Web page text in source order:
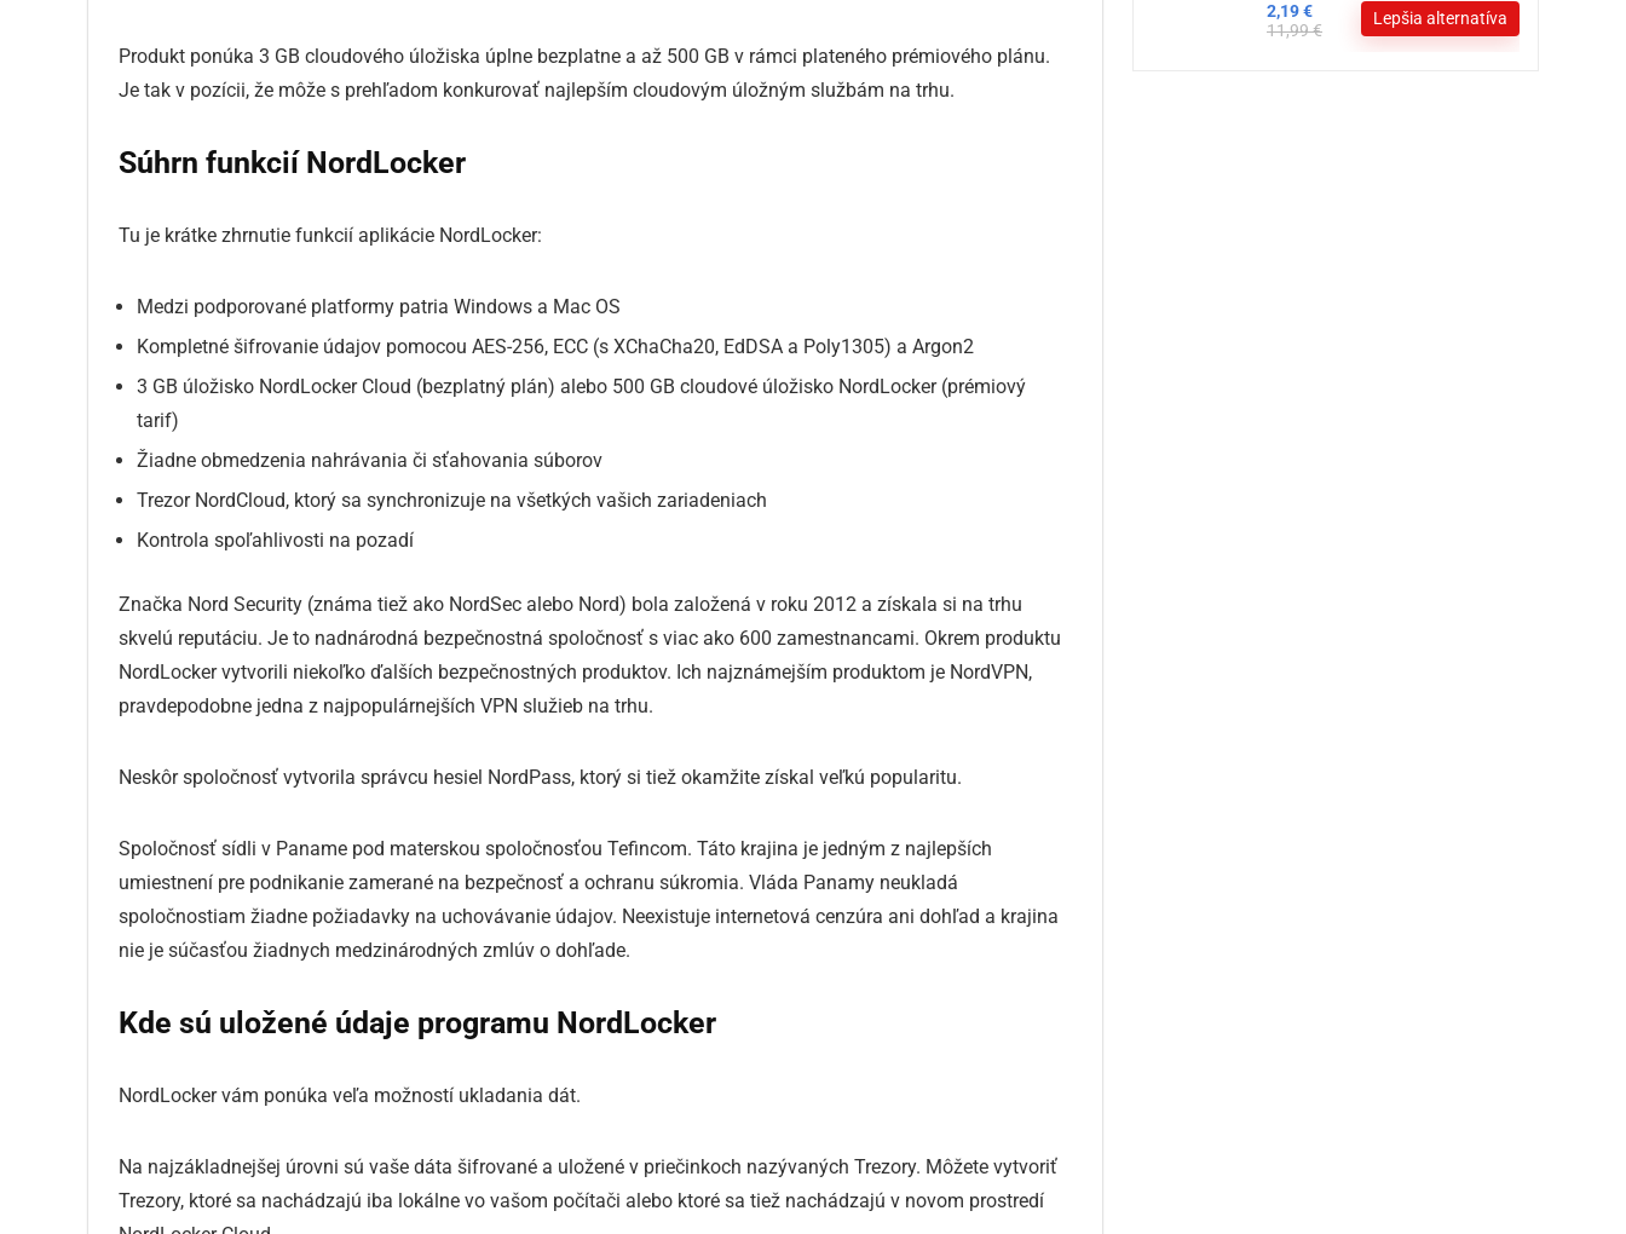
Produkt ponúka 3 GB cloudového úložiska úplne bezplatne a až 500 GB v rámci plateného prémiového plánu.
Je tak v pozícii, že môže s prehľadom konkurovať najlepším cloudovým úložným službám na trhu.
Súhrn funkcií NordLocker
Tu je krátke zhrnutie funkcií aplikácie NordLocker:
Medzi podporované platformy patria Windows a Mac OS
Kompletné šifrovanie údajov pomocou AES-256, ECC (s XChaCha20, EdDSA a Poly1305) a Argon2
3 GB úložisko NordLocker Cloud (bezplatný plán) alebo 500 GB cloudové úložisko NordLocker (prémiový
tarif)
Žiadne obmedzenia nahrávania či sťahovania súborov
Trezor NordCloud, ktorý sa synchronizuje na všetkých vašich zariadeniach
Kontrola spoľahlivosti na pozadí
Značka Nord Security (známa tiež ako NordSec alebo Nord) bola založená v roku 2012 a získala si na trhu
skvelú reputáciu. Je to nadnárodná bezpečnostná spoločnosť s viac ako 600 zamestnancami. Okrem produktu
NordLocker vytvorili niekoľko ďalších bezpečnostných produktov. Ich najznámejším produktom je NordVPN,
pravdepodobne jedna z najpopulárnejších VPN služieb na trhu.
Neskôr spoločnosť vytvorila správcu hesiel NordPass, ktorý si tiež okamžite získal veľkú popularitu.
Spoločnosť sídli v Paname pod materskou spoločnosťou Tefincom. Táto krajina je jedným z najlepších
umiestnení pre podnikanie zamerané na bezpečnosť a ochranu súkromia. Vláda Panamy neukladá
spoločnostiam žiadne požiadavky na uchovávanie údajov. Neexistuje internetová cenzúra ani dohľad a krajina
nie je súčasťou žiadnych medzinárodných zmlúv o dohľade.
Kde sú uložené údaje programu NordLocker
NordLocker vám ponúka veľa možností ukladania dát.
Na najzákladnejšej úrovni sú vaše dáta šifrované a uložené v priečinkoch nazývaných Trezory. Môžete vytvoriť
Trezory, ktoré sa nachádzajú iba lokálne vo vašom počítači alebo ktoré sa tiež nachádzajú v novom prostredí
2,19 €
11,99 €
Lepšia alternatíva